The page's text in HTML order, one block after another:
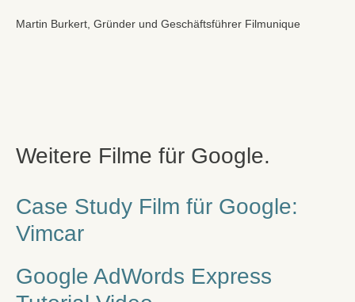
Martin Burkert, Gründer und Geschäftsführer Filmunique
Weitere Filme für Google.
Case Study Film für Google:
Vimcar
Google AdWords Express